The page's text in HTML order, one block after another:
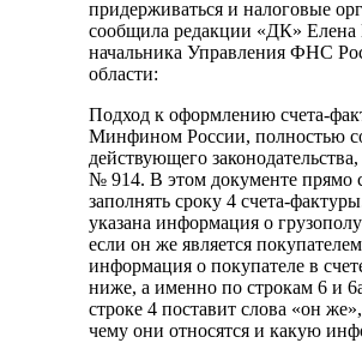
придерживаться и налоговые
сообщила редакции «ДК» Елена
начальника Управления ФНС
области:
Подход к оформлению счета-
Минфином России, полностью
действующего
№ 914. В этом документе прямо
заполнять сроку 4 счета-
указана информация о
если он же является
информация о покупателе в
ниже, а именно по строкам 6 и
строке 4 поставит слова «он
чему они относятся и какую